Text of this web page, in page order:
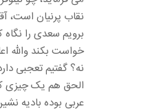
نقاب پرنیان است،
برویم سعدی را
خواست بکند والله
نه؟ گفتیم تعجبی
الحق هم یک چیزی
عربی بوده بادیه